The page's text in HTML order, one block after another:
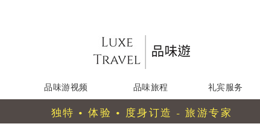
品味游视频 品味旅程 礼宾服务
独特 • 体验 • 度身订造 - 旅游专家